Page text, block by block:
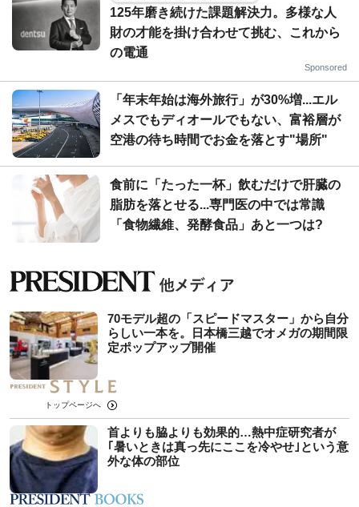
125年磨き続けた課題解決力。多様な人
財の才能を掛け合わせて挑む、これから
の電通
Sponsored
「年末年始は海外旅行」が30%増...エル
メスでもディオールでもない、富裕層が
空港の待ち時間でお金を落とす"場所"
食前に「たった一杯」飲むだけで肝臓の
脂肪を落とせる...専門医の中では常識
「食物繊維、発酵食品」あと一つは?
70モデル超の「スピードマスター」から自分
らしい一本を。日本橋三越でオメガの期間限
定ポップアップ開催
トップページへ
首よりも脇よりも効果的…熱中症研究者が
｢暑いときは真っ先にここを冷やせ｣という意
外な体の部位